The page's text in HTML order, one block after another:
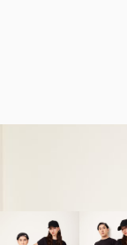
6535